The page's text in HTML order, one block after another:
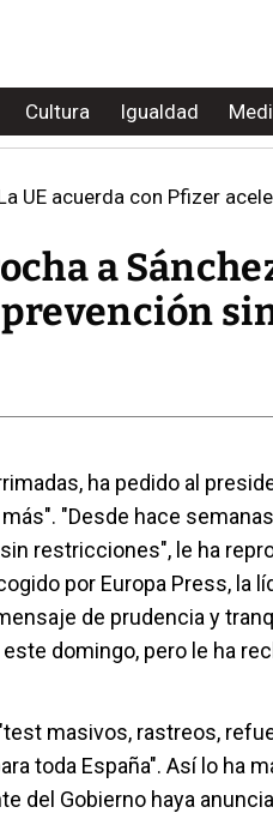
Cultura Igualdad
UE acuerda con Pfizer
a
ha pedido al
"Desde hace
restricciones", le ha
por Europa Press, la
de prudencia y
domingo, pero le ha
masivos, rastreos,
toda España". Así lo ha
del Gobierno haya